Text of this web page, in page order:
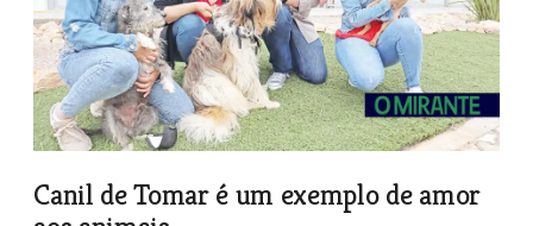
Canil de Tomar é um exemplo de amor